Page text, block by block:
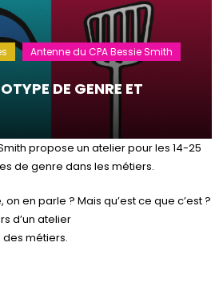
Antenne du CPA Bessie Smith
DE GENRE ET
propose un atelier pour les 14-25
de genre dans les métiers.
en parle ? Mais qu’est ce que c’est ?
d’un atelier
métiers.